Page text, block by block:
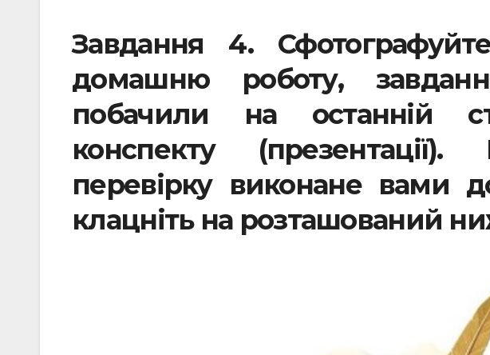
Завдання 4.
домашню роботу,
побачили на останній
конспекту
перевірку виконане вами
клацніть на розташований